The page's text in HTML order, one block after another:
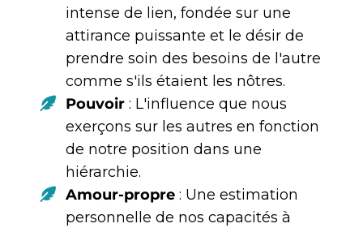
intense de lien, fondée sur une
attirance puissante et le désir de
prendre soin des besoins de l'autre
comme s'ils étaient les nôtres.
Pouvoir : L'influence que nous
exerçons sur les autres en fonction
de notre position dans une
hiérarchie.
Amour-propre : Une estimation
personnelle de nos capacités à